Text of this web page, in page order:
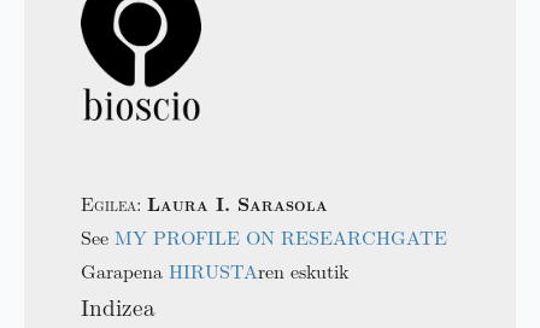
Egilea: Laura I. Sarasola
See MY PROFILE ON RESEARCHGATE
Garapena HIRUSTAren eskutik
Indizea